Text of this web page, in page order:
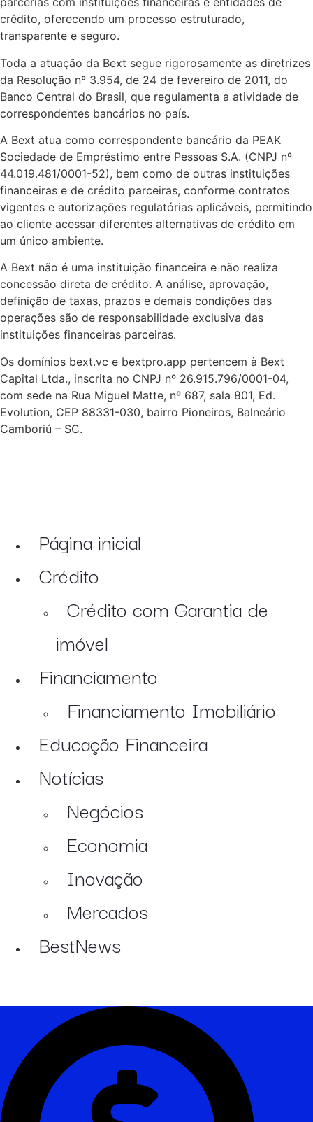
crédito, oferecendo um processo estruturado,
transparente e seguro.
Toda a atuação da Bext segue rigorosamente as diretrizes
da Resolução nº 3.954, de 24 de fevereiro de 2011, do
Banco Central do Brasil, que regulamenta a atividade de
correspondentes bancários no país.
A Bext atua como correspondente bancário da PEAK
Sociedade de Empréstimo entre Pessoas S.A. (CNPJ nº
44.019.481/0001-52), bem como de outras instituições
financeiras e de crédito parceiras, conforme contratos
vigentes e autorizações regulatórias aplicáveis, permitindo
ao cliente acessar diferentes alternativas de crédito em
um único ambiente.
A Bext não é uma instituição financeira e não realiza
concessão direta de crédito. A análise, aprovação,
definição de taxas, prazos e demais condições das
operações são de responsabilidade exclusiva das
instituições financeiras parceiras.
Os domínios bext.vc e bextpro.app pertencem à Bext
Capital Ltda., inscrita no CNPJ nº 26.915.796/0001-04,
com sede na Rua Miguel Matte, nº 687, sala 801, Ed.
Evolution, CEP 88331-030, bairro Pioneiros, Balneário
Camboriú – SC.
Página inicial
Crédito
Crédito com Garantia de
imóvel
Financiamento
Financiamento Imobiliário
Educação Financeira
Notícias
Negócios
Economia
Inovação
Mercados
BestNews